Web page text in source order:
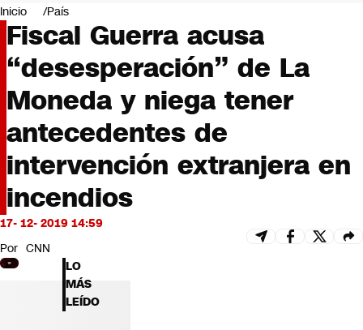
Negocios
Deportes
Programas completos
Cultura
Servicios
Bits
CNN tiempo
Futuro 360
Opinión
Inicio País
Fiscal Guerra acusa
“desesperación” de La
Moneda y niega tener
antecedentes de
intervención extranjera en
incendios
17- 12- 2019 14:59
Por CNN
LO
MÁS
LEÍDO